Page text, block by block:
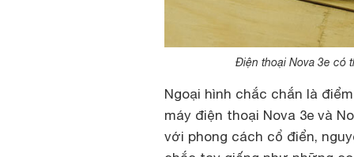
Điện thoại Nova 3e có
Ngoại hình chắc chắn là
máy điện thoại Nova 3e và
với phong cách cổ điển,